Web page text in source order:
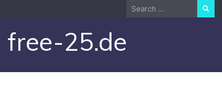
Search
free-25.de